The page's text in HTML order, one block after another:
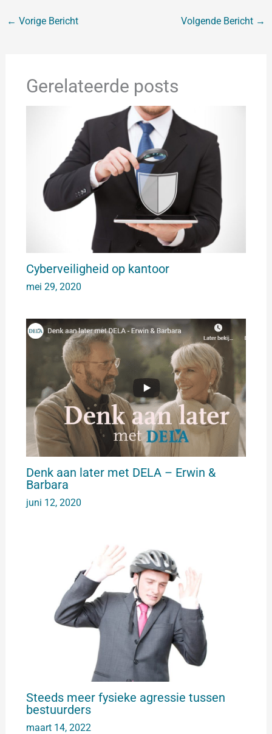
← Vorige Bericht Volgende Bericht →
Gerelateerde posts
Cyberveiligheid op kantoor
mei 29, 2020
Denk aan later met DELA – Erwin &
Barbara
juni 12, 2020
Steeds meer fysieke agressie tussen
bestuurders
maart 14, 2022